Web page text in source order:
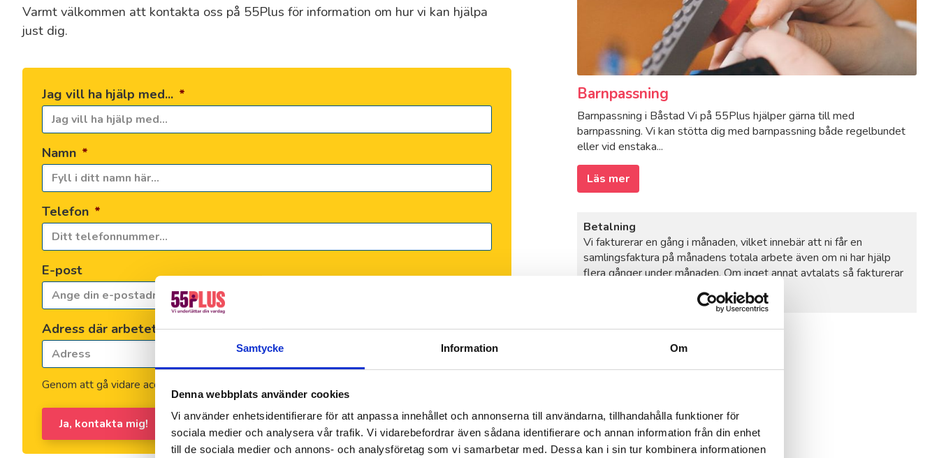
Samtycke Information Om
Denna webbplats använder cookies
Vi använder enhetsidentifierare för att anpassa innehållet och annonserna till användarna, tillhandahålla funktioner för
sociala medier och analysera vår trafik. Vi vidarebefordrar även sådana identifierare och annan information från din enhet
till de sociala medier och annons- och analysföretag som vi samarbetar med. Dessa kan i sin tur kombinera informationen
Varmt välkommen att kontakta oss på 55Plus för information om hur vi kan hjälpa
just dig.
Jag vill ha hjälp med... *
Namn *
Telefon *
E-post
Adress där arbetet skall ske
Genom att gå vidare accepterar du vår
Ja, kontakta mig!
Barnpassning
Barnpassning i Båstad Vi på 55Plus hjälper gärna till med
barnpassning. Vi kan stötta dig med barnpassning både regelbundet
eller vid enstaka...
Läs mer
Betalning
Vi fakturerar en gång i månaden, vilket innebär att ni får en
samlingsfaktura på månadens totala arbete även om ni har hjälp
flera gånger under månaden. Om inget annat avtalats så fakturerar
vi med 20 dagar betalningstid.